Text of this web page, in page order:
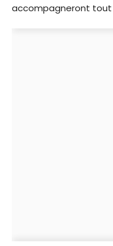
accompagneront tout